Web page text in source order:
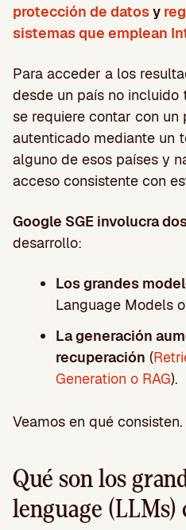
protección de datosy
sistemas que emplean
Para acceder a los
desde un país no
se requiere contar con
autenticado mediante un
alguno de esos países y
acceso consistente con
Google SGE involucra
desarrollo:
Los grandes
Language Models
La generación
recuperación (
Generation o RAG).
Veamos en qué consisten.
Qué son los
lenguage (LLMs)